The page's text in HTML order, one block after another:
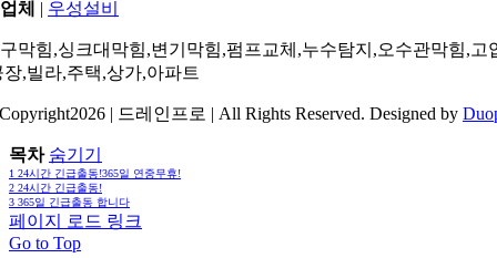
체 | 우성설비
막힘,싱크대막힘,변기막힘,펌프교체,누수탐지,오수관막힘,고
장,빌라,주택,상가,아파트
| 드레인프로 | All Rights Reserved. Designed by
목차 숨기기
1 24시간 긴급출동!365일 연중무휴!
2 24시간 긴급출동!
3 365일 긴급출동 합니다
페이지 로드 링크
Go to Top